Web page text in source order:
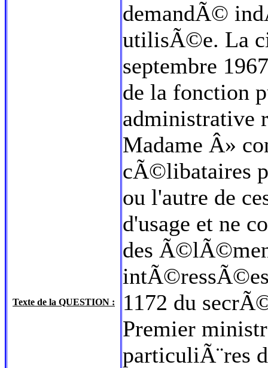
Texte de la QUESTION :
demandÃ©
utilisÃ©e. La
septembre
de la fonction
administrative
Madame Â»
cÃ©libataires
ou l'autre de
d'usage et ne
des
1172 du
Premier
particuliÃ¨res